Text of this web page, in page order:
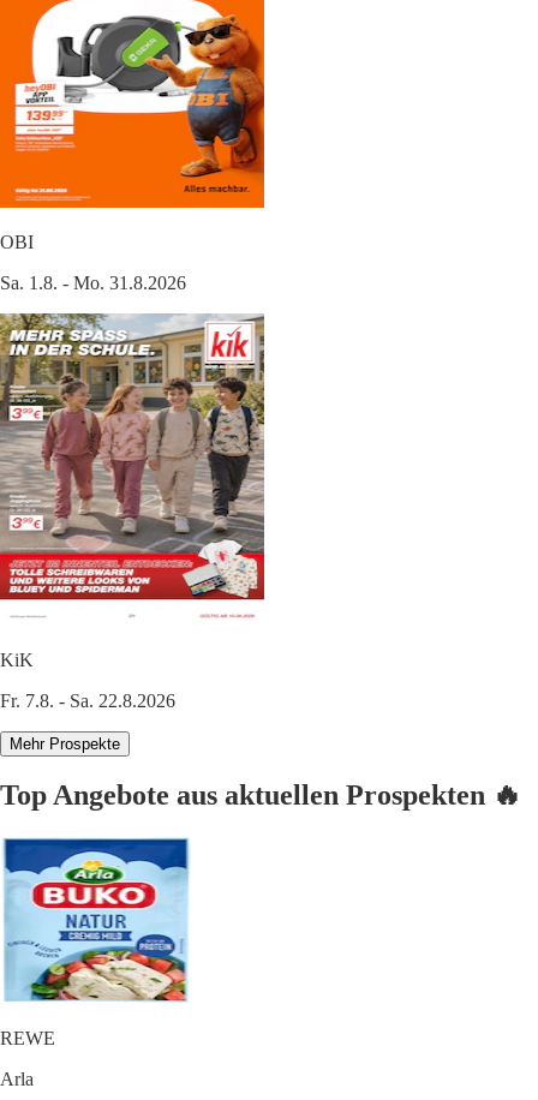
OBI
Sa. 1.8. - Mo. 31.8.2026
KiK
Fr. 7.8. - Sa. 22.8.2026
Mehr Prospekte
Top Angebote aus aktuellen Prospekten 🔥
REWE
Arla